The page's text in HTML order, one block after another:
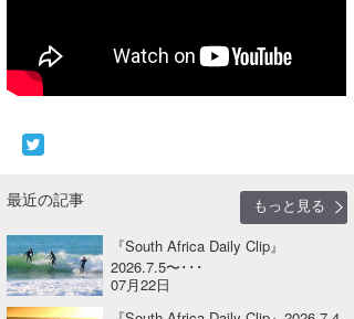
最近の記事
もっと見る
『South Africa Daily Clip』
2026.7.5〜･･･
07月22日
Core Surf Japan
Naoya Kimoto
arukasvision
メディア
嵯峨明日香
+☆maki☆+
波伝説